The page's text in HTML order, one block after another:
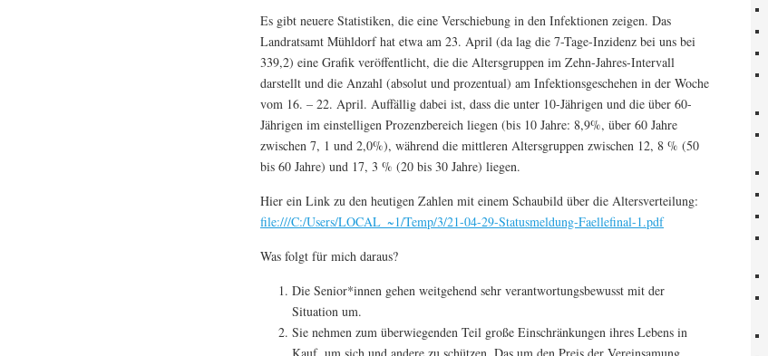
Es gibt neuere Statistiken, die eine Verschiebung in den Infektionen zeigen. Das
Landratsamt Mühldorf hat etwa am 23. April (da lag die 7-Tage-Inzidenz bei uns bei
339,2) eine Grafik veröffentlicht, die die Altersgruppen im Zehn-Jahres-Intervall
darstellt und die Anzahl (absolut und prozentual) am Infektionsgeschehen in der Woche
vom 16. – 22. April. Auffällig dabei ist, dass die unter 10-Jährigen und die über 60-
Jährigen im einstelligen Prozenzbereich liegen (bis 10 Jahre: 8,9%, über 60 Jahre
zwischen 7, 1 und 2,0%), während die mittleren Altersgruppen zwischen 12, 8 % (50
bis 60 Jahre) und 17, 3 % (20 bis 30 Jahre) liegen.
Hier ein Link zu den heutigen Zahlen mit einem Schaubild über die Altersverteilung:
file:///C:/Users/LOCAL_~1/Temp/3/21-04-29-Statusmeldung-Faellefinal-1.pdf
Was folgt für mich daraus?
Die Senior*innen gehen weitgehend sehr verantwortungsbewusst mit der
Situation um.
Sie nehmen zum überwiegenden Teil große Einschränkungen ihres Lebens in